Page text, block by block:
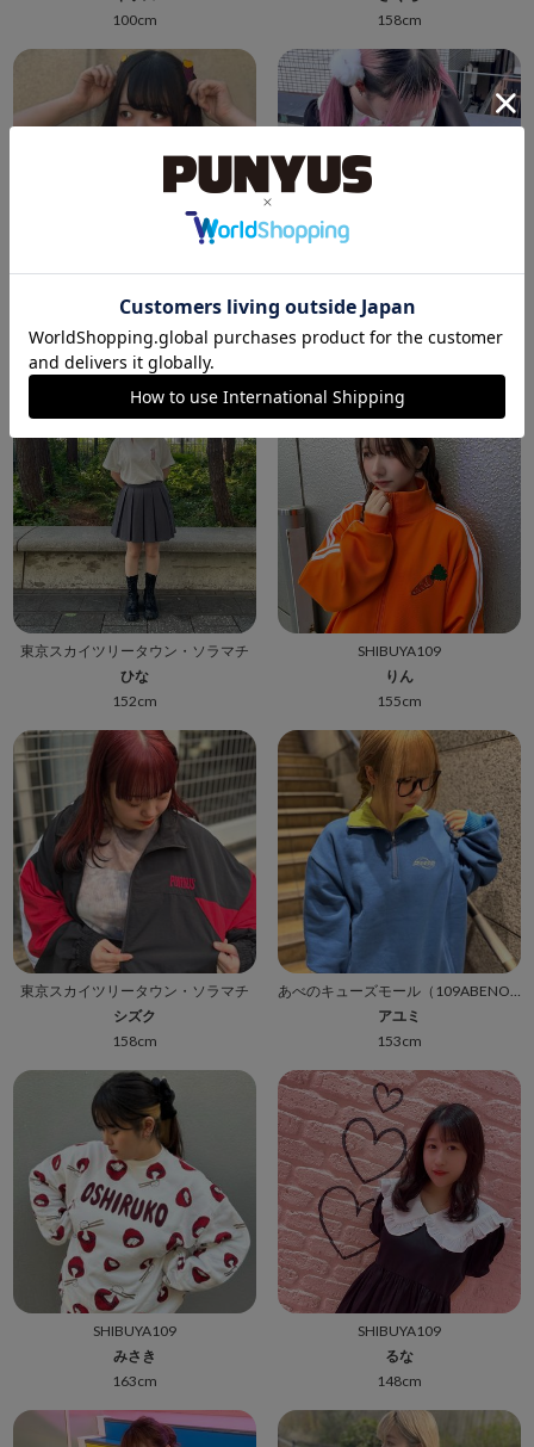
100cm
158cm
PUNYUS原宿竹下通り
ほのか
159cm
PUNYUS原宿竹下通り
セリ
東京スカイツリータウン・ソラマチ
ひな
152cm
SHIBUYA109
りん
155cm
東京スカイツリータウン・ソラマチ
シズク
158cm
アユミ
153cm
SHIBUYA109
みさき
163cm
SHIBUYA109
るな
148cm